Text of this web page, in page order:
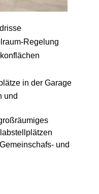
Regelung
in der Garage
und
und